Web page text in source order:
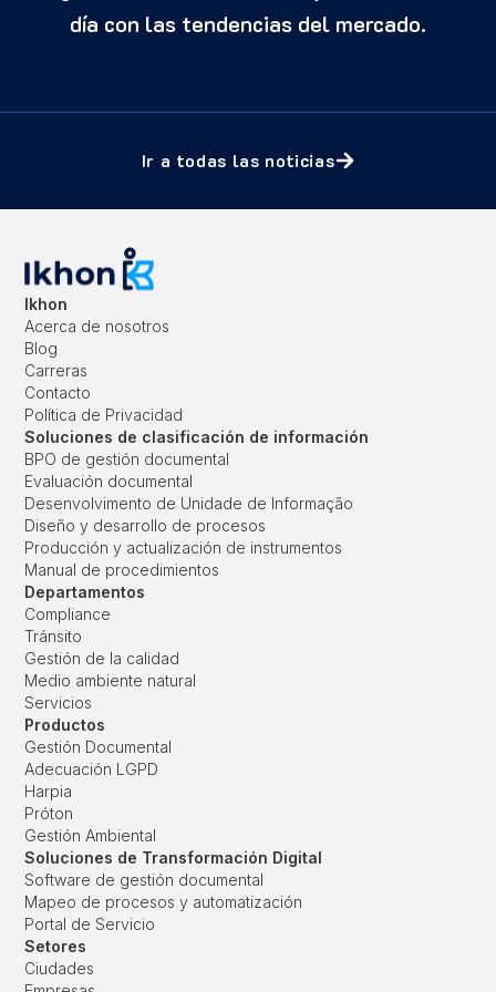
Integraciones: permiten acceder a bases de
datos o servicios como firma digital, para
día con las tendencias del mercado.
Ir a todas las noticias
Ikhon
Acerca de nosotros
Blog
Carreras
Contacto
Política de Privacidad
Soluciones de clasificación de información
BPO de gestión documental
Evaluación documental
Desenvolvimento de Unidade de Informação
Diseño y desarrollo de procesos
Producción y actualización de instrumentos
Manual de procedimientos
Departamentos
Compliance
Tránsito
Gestión de la calidad
Medio ambiente natural
Servicios
Productos
Gestión Documental
Adecuación LGPD
Harpia
Próton
Gestión Ambiental
Soluciones de Transformación Digital
Software de gestión documental
Mapeo de procesos y automatización
Portal de Servicio
Setores
Ciudades